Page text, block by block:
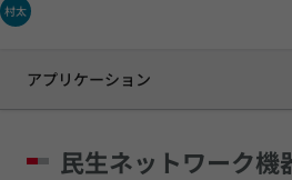
村太
アプリケーション
民生ネットワーク機